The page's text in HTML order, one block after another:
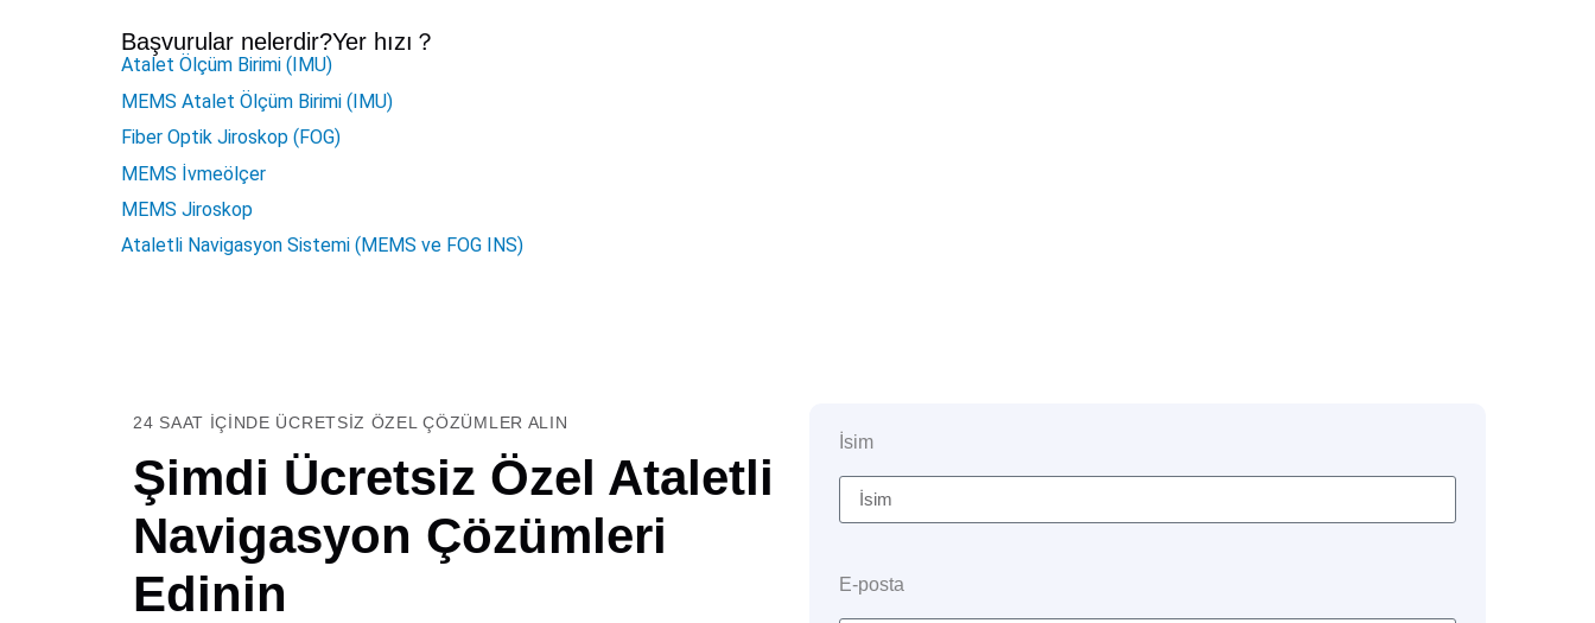
Başvurular nelerdir?Yer hızı ？
Atalet Ölçüm Birimi (IMU)
MEMS Atalet Ölçüm Birimi (IMU)
Fiber Optik Jiroskop (FOG)
MEMS İvmeölçer
MEMS Jiroskop
Ataletli Navigasyon Sistemi (MEMS ve FOG INS)
24 SAAT IÇINDE ÜCRETSIZ ÖZEL ÇÖZÜMLER ALIN
Şimdi Ücretsiz Özel Ataletli
Navigasyon Çözümleri
Edinin
İsim
E-posta